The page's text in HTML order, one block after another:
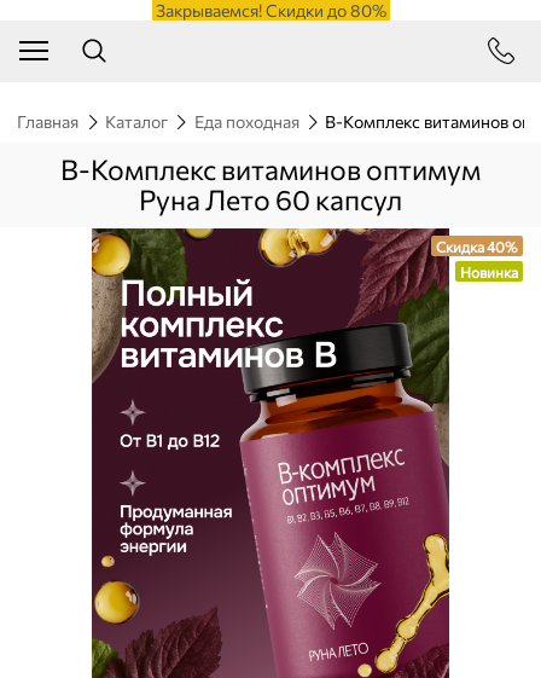
Закрываемся! Скидки до 80%
Главная Каталог Еда походная B-Комплекс витаминов
B-Комплекс витаминов оптимум
Руна Лето 60 капсул
Скидка 40%
Новинка